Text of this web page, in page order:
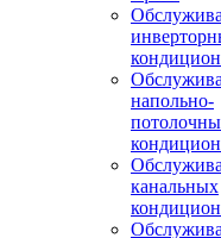
напольно-
канальных